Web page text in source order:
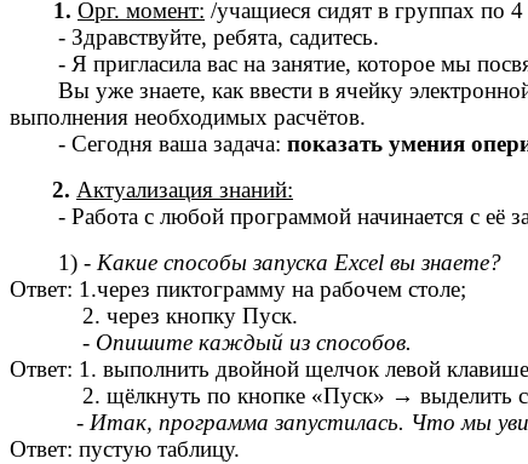
1. Орг. момент: /учащиеся сидят в группах по 4
- Здравствуйте, ребята, садитесь.
- Я пригласила вас на занятие, которое мы
Вы уже знаете, как ввести в ячейку
выполнения необходимых расчётов.
- Сегодня ваша задача: показать умения
2. Актуализация знаний:
- Работа с любой программой начинается с её
1) - Какие способы запуска Excel вы знаете?
Ответ: 1.через пиктограмму на рабочем столе;
2. через кнопку Пуск.
- Опишите каждый из способов.
Ответ: 1. выполнить двойной щелчок левой
2. щёлкнуть по кнопке «Пуск» → выделить
- Итак, программа запустилась. Что мы
Ответ: пустую таблицу.